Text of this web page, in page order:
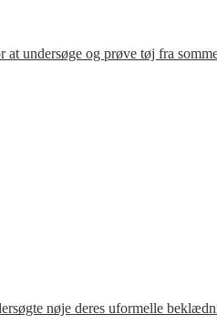
undersøge og prøve tøj fra
nøje deres uformelle